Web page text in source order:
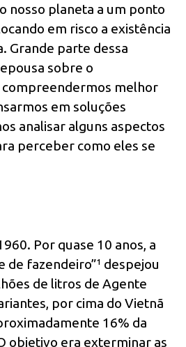
nosso planeta a um ponto
em risco a existência
Grande parte dessa
sobre o
compreendermos melhor
em soluções
analisar alguns aspectos
perceber como eles se
Por quase 10 anos, a
de fazendeiro”¹ despejou
de litros de Agente
por cima do Vietnã
16% da
objetivo era exterminar as